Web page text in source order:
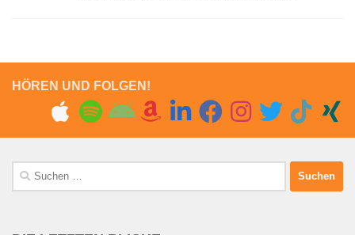
HÖREN UND FOLGEN!
Suchen
nach: